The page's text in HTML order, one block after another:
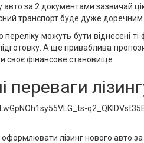
авто за 2 документами зазвичай
транспорт буде дуже доречним.
можуть бути віднесені
А ще приваблива
своє фінансове становище.
переваги
оформлювати лізинг нового авто